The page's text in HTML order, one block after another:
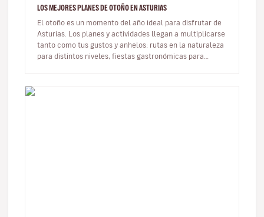
LOS MEJORES PLANES DE OTOÑO EN ASTURIAS
El otoño es un momento del año ideal para disfrutar de
Asturias. Los planes y actividades llegan a multiplicarse
tanto como tus gustos y anhelos: rutas en la naturaleza
para distintos niveles, fiestas gastronómicas para